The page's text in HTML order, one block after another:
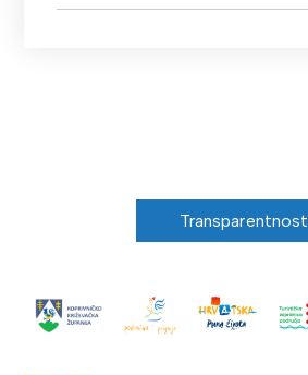
Transparentnost